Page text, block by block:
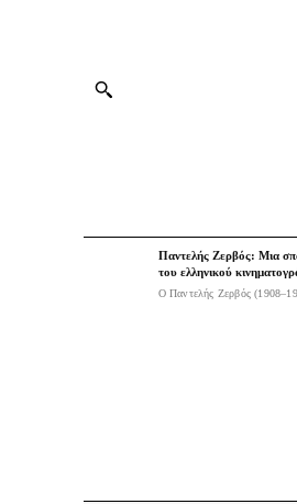
Παντελής Ζερβός: Μια
του ελληνικού
Ο Παντελής Ζερβός